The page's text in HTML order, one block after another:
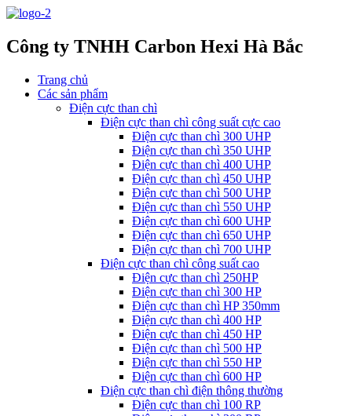
Công ty TNHH Carbon Hexi Hà Bắc
Trang chủ
Các sản phẩm
Điện cực than chì
Điện cực than chì công suất cực cao
Điện cực than chì 300 UHP
Điện cực than chì 350 UHP
Điện cực than chì 400 UHP
Điện cực than chì 450 UHP
Điện cực than chì 500 UHP
Điện cực than chì 550 UHP
Điện cực than chì 600 UHP
Điện cực than chì 650 UHP
Điện cực than chì 700 UHP
Điện cực than chì công suất cao
Điện cực than chì 250HP
Điện cực than chì 300 HP
Điện cực than chì HP 350mm
Điện cực than chì 400 HP
Điện cực than chì 450 HP
Điện cực than chì 500 HP
Điện cực than chì 550 HP
Điện cực than chì 600 HP
Điện cực than chì điện thông thường
Điện cực than chì 100 RP